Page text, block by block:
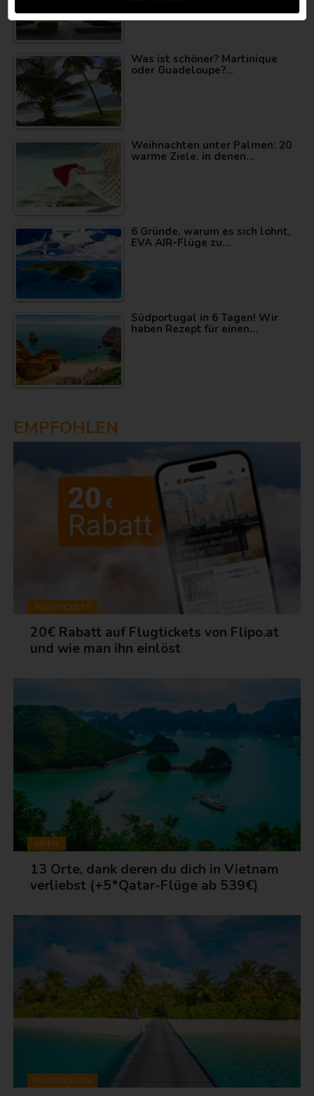
Was ist schöner? Martinique
oder Guadeloupe?…
Weihnachten unter Palmen: 20
warme Ziele, in denen…
6 Gründe, warum es sich lohnt,
EVA AIR-Flüge zu…
Südportugal in 6 Tagen! Wir
haben Rezept für einen…
EMPFOHLEN
FLUGTICKETS
20€ Rabatt auf Flugtickets von Flipo.at
und wie man ihn einlöst
ASIEN
13 Orte, dank deren du dich in Vietnam
verliebst (+5*Qatar-Flüge ab 539€)
FLUGTICKETS